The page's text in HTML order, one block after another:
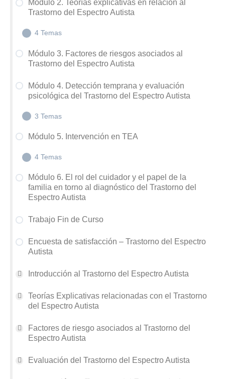
M1.1 Formación del Sistema Nervioso
M1.2 Introducción al Trastorno del Espectro Autista
M1.3 Clasificaciones diagnósticas en torno al TEA
M1.4 Diagnóstico diferencial en el TEA
M1.5 Prevalencia y Profesionales en torno al TEA
Módulo 2. Teorías explicativas en relación al
Trastorno del Espectro Autista
4 Temas
M2.1 Teoría de la Mente
M2.2 Coherencia Central Débil – Funciones
Ejecutivas en TEA
M2.3 Teoría Empatía Sistematización – Teoría
Módulo 3. Factores de riesgos asociados al
Trastorno del Espectro Autista
Módulo 4. Detección temprana y evaluación
psicológica del Trastorno del Espectro Autista
3 Temas
del TEA
M4.2 Instrumentos para la evaluación del Desarrollo
y la Inteligencia
Neuropsicológica en TEA
Módulo 5. Intervención en TEA
4 Temas
M5.1 Atención Temprana en TEA
en TEA
M5.4 Intervención Familiar en TEA
M5.2 Intervención Conductual en TEA
Módulo 6. El rol del cuidador y el papel de la
familia en torno al diagnóstico del Trastorno del
Espectro Autista
Trabajo Fin de Curso
Encuesta de satisfacción – Trastorno del Espectro
Autista
Introducción al Trastorno del Espectro Autista
Teorías Explicativas relacionadas con el Trastorno
del Espectro Autista
Factores de riesgo asociados al Trastorno del
Espectro Autista
Evaluación del Trastorno del Espectro Autista